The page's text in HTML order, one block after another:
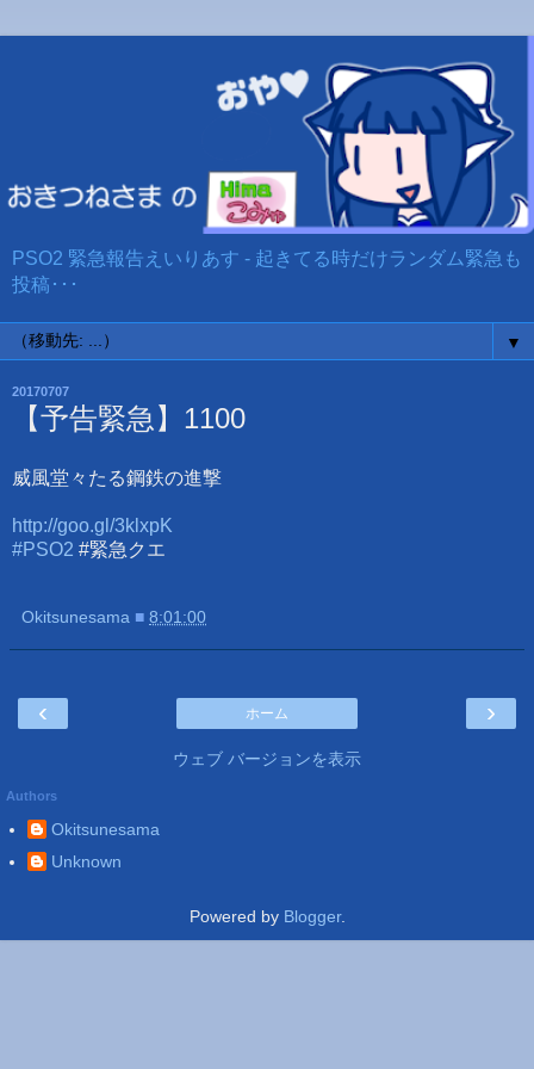
PSO2 緊急報告えいりあす - 起きてる時だけランダム緊急も
投稿･･･
▼
20170707
【予告緊急】1100
威風堂々たる鋼鉄の進撃
http://goo.gl/3klxpK
#PSO2 #緊急クエ
Okitsunesama ■ 8:01:00
‹ ›
ホーム
ウェブ バージョンを表示
Authors
Okitsunesama
Unknown
Powered by Blogger.